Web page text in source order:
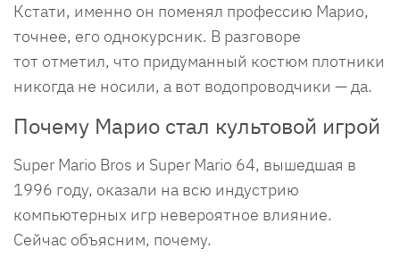
Кстати, именно он поменял профессию Марио,
точнее, его однокурсник. В разговоре
тот отметил, что придуманный костюм плотники
никогда не носили, а вот водопроводчики — да.
Почему Марио стал культовой игрой
Super Mario Bros и Super Mario 64, вышедшая в
1996 году, оказали на всю индустрию
компьютерных игр невероятное влияние.
Сейчас объясним, почему.